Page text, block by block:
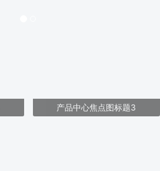
产品中心焦点图标题3